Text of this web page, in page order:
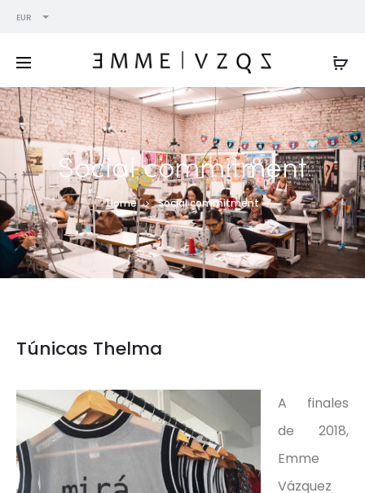
EUR
Social commitment
Home Social commitment
Túnicas Thelma
A finales
de 2018,
Emme
Vázquez